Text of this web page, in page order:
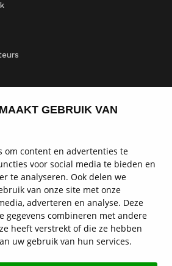
GEBRUIK VAN
om content en advertenties te
voor social media te bieden en
te analyseren. Ook delen we
van onze site met onze
adverteren en analyse. Deze
gegevens combineren met andere
heeft verstrekt of die ze hebben
uw gebruik van hun services.